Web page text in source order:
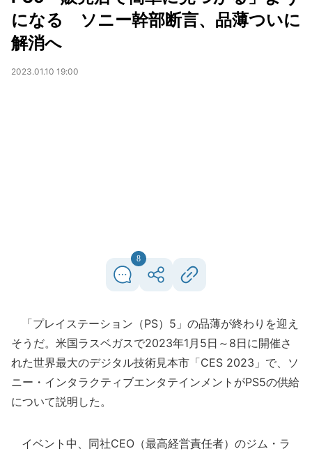
になる ソニー幹部断言、品薄ついに
解消へ
2023.01.10 19:00
8
「プレイステーション（PS）5」の品薄が終わりを迎え
そうだ。米国ラスベガスで2023年1月5日～8日に開催さ
れた世界最大のデジタル技術見本市「CES 2023」で、ソ
ニー・インタラクティブエンタテインメントがPS5の供給
について説明した。
イベント中、同社CEO（最高経営責任者）のジム・ラ